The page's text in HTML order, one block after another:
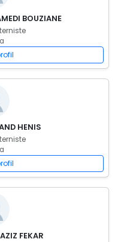
BOUZIANE
HENIS
FEKAR